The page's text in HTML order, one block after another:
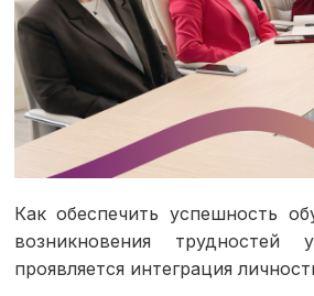
Как обеспечить успешность
возникновения трудностей
проявляется интеграция